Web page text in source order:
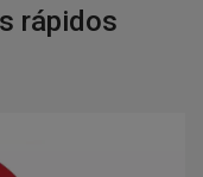
rápidos